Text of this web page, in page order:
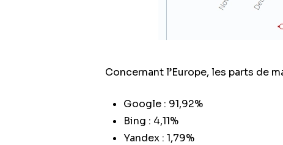
Concernant l’Europe, les parts de
Google : 91,92%
Bing : 4,11%
Yandex : 1,79%